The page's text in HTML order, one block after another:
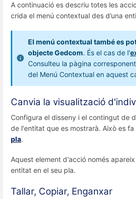
A continuació es descriu totes les
crida el menú contextual des d’una
El menú contextual també es
objecte Gedcom. És el cas de l'
Consulteu la pàgina
del Menú Contextual en aquest
Canvia la visualització
Configura el disseny i el contingut de
de l'entitat que es mostrarà. Això es
pla.
Aquest element d'acció només
entitat en el seu pla.
Tallar, Copiar, Enganxar